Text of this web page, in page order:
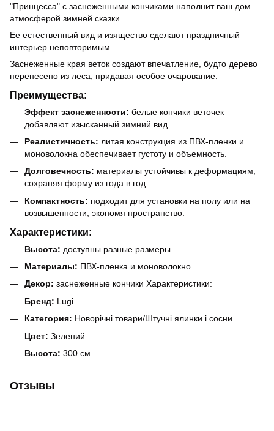
"Принцесса" с заснеженными кончиками наполнит ваш дом
атмосферой зимней сказки.
Ее естественный вид и изящество сделают праздничный
интерьер неповторимым.
Заснеженные края веток создают впечатление, будто дерево
перенесено из леса, придавая особое очарование.
Преимущества:
Эффект заснеженности: белые кончики веточек
добавляют изысканный зимний вид.
Реалистичность: литая конструкция из ПВХ-пленки и
моноволокна обеспечивает густоту и объемность.
Долговечность: материалы устойчивы к деформациям,
сохраняя форму из года в год.
Компактность: подходит для установки на полу или на
возвышенности, экономя пространство.
Характеристики:
Высота: доступны разные размеры
Материалы: ПВХ-пленка и моноволокно
Декор: заснеженные кончики Характеристики:
Бренд: Lugi
Категория: Новорічні товари/Штучні ялинки і сосни
Цвет: Зелений
Высота: 300 см
Отзывы